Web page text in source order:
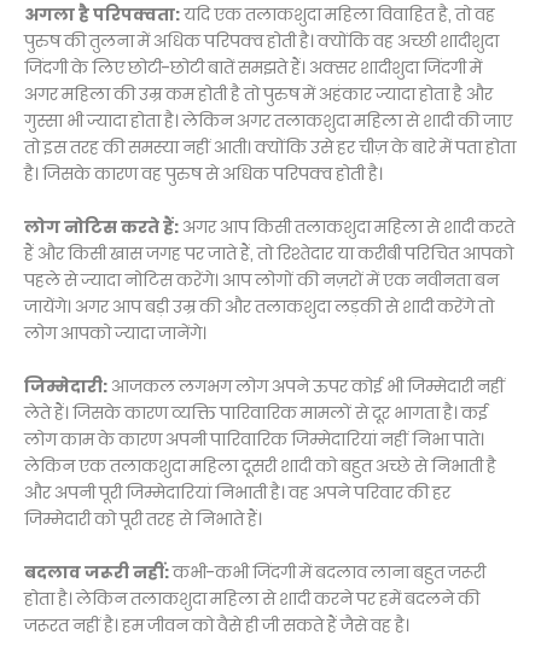
अगला है परिपक्वता:यदि एक तलाकशुदा महिला विवाहित है, तो वह
पुरुष की तुलना में अधिक परिपक्व होती है। क्योंकि वह अच्छी शादीशुदा
जिंदगी के लिए छोटी-छोटी बातें समझते हैं। अक्सर शादीशुदा जिंदगी में
अगर महिला की उम्र कम होती है तो पुरुष में अहंकार ज्यादा होता है और
गुस्सा भी ज्यादा होता है। लेकिन अगर तलाकशुदा महिला से शादी की जाए
तो इस तरह की समस्या नहीं आती। क्योंकि उसे हर चीज़ के बारे में पता होता
है। जिसके कारण वह पुरुष से अधिक परिपक्व होती है।
लोग नोटिस करते हैं: अगर आप किसी तलाकशुदा महिला से शादी करते
हैं और किसी खास जगह पर जाते हैं, तो रिश्तेदार या करीबी परिचित आपको
पहले से ज्यादा नोटिस करेंगे। आप लोगों की नज़रों में एक नवीनता बन
जायेंगे। अगर आप बड़ी उम्र की और तलाकशुदा लड़की से शादी करेंगे तो
लोग आपको ज्यादा जानेंगे।
जिम्मेदारी: आजकल लगभग लोग अपने ऊपर कोई भी जिम्मेदारी नहीं
लेते हैं। जिसके कारण व्यक्ति पारिवारिक मामलों से दूर भागता है। कई
लोग काम के कारण अपनी पारिवारिक जिम्मेदारियां नहीं निभा पाते।
लेकिन एक तलाकशुदा महिला दूसरी शादी को बहुत अच्छे से निभाती है
और अपनी पूरी जिम्मेदारियां निभाती है। वह अपने परिवार की हर
जिम्मेदारी को पूरी तरह से निभाते हैं।
बदलाव जरूरी नहीं:कभी-कभी जिंदगी में बदलाव लाना बहुत जरूरी
होता है। लेकिन तलाकशुदा महिला से शादी करने पर हमें बदलने की
जरूरत नहीं है। हम जीवन को वैसे ही जी सकते हैं जैसे वह है।